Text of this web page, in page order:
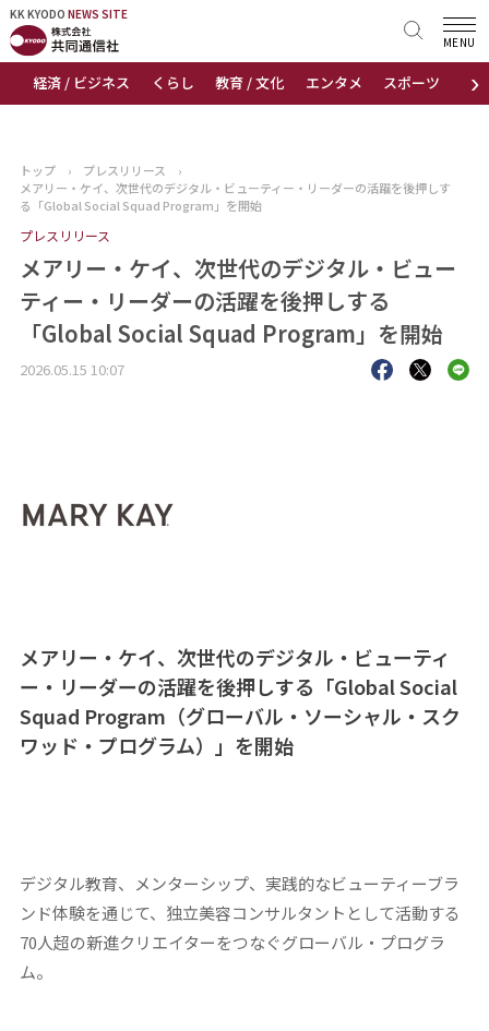
KK KYODO NEWS SITE
›
経済 / ビジネス くらし 教育 / 文化 エンタメ スポーツ 地域
MENU
KK KYODONEWS SITE
トップページ
ニュース
おすすめコンテンツ
出版物
会社概要
トップ › プレスリリース
›
メアリー・ケイ、次世代のデジタル・ビューティー・リーダーの活躍を後押しす
る「Global Social Squad Program」を開始
プレスリリース
メアリー・ケイ、次世代のデジタル・ビュー
ティー・リーダーの活躍を後押しする
「Global Social Squad Program」を開始
2026.05.15 10:07
メアリー・ケイ、次世代のデジタル・ビューティ
ー・リーダーの活躍を後押しする「Global Social
Squad Program （グローバル・ソーシャル・スク
ワッド・プログラム）」を開始
デジタル教育、メンターシップ、実践的なビューティーブラ
ンド体験を通じて、独立美容コンサルタントとして活動する
70人超の新進クリエイターをつなぐグローバル・プログラ
ム。